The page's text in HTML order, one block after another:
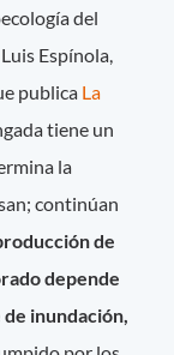
del
Espínola,
publica La
tiene un
la
continúan
de
depende
inundación,